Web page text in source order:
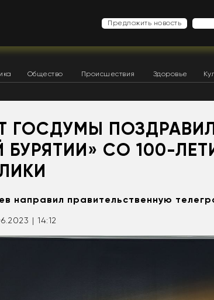
Предложить новость
Общество Происшествия Здоровье
ГОСДУМЫ
БУРЯТИИ» СО 100-
направил правительственную
| 14:12